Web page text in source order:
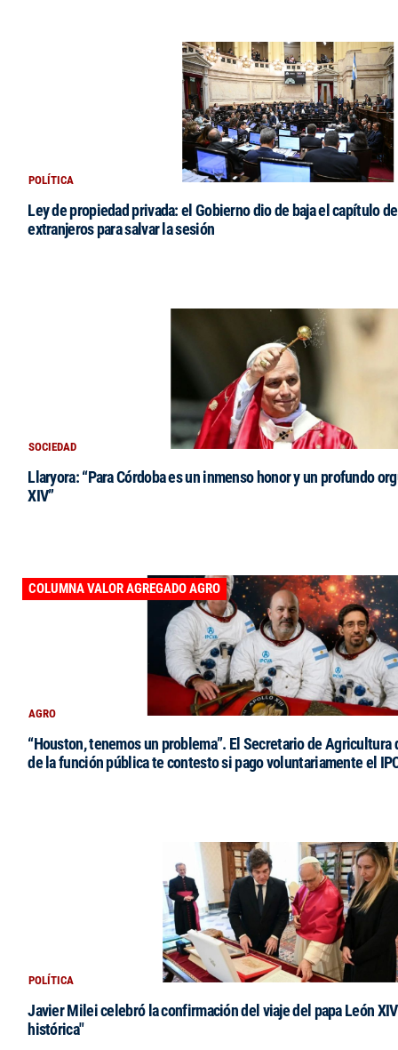
POLÍTICA
Ley de propiedad privada: el Gobierno dio de baja el capítulo
extranjeros para salvar la sesión
SOCIEDAD
Llaryora: “Para Córdoba es un inmenso honor y un profundo
XIV”
AGRO
COLUMNA VALOR AGREGADO AGRO
“Houston, tenemos un problema”. El Secretario de Agricultura
de la función pública te contesto si pago voluntariamente el
POLÍTICA
Javier Milei celebró la confirmación del viaje del papa León
histórica"